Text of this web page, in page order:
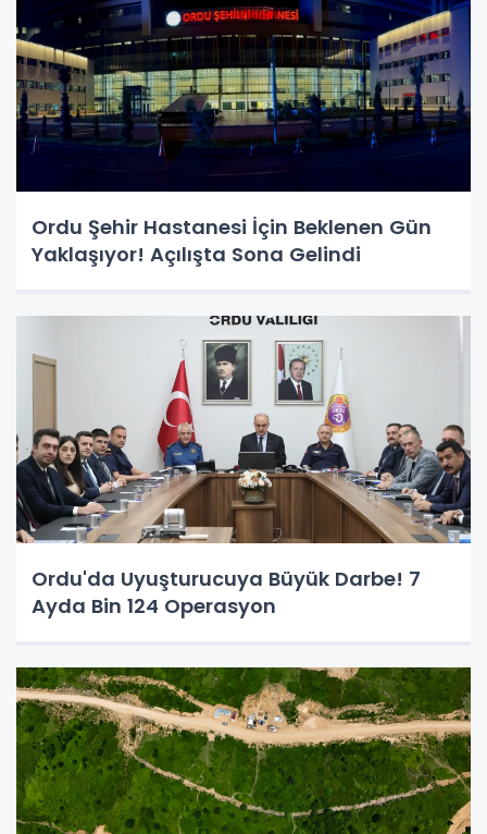
Ordu Şehir Hastanesi İçin Beklenen Gün
Yaklaşıyor! Açılışta Sona Gelindi
Ordu'da Uyuşturucuya Büyük Darbe! 7
Ayda Bin 124 Operasyon